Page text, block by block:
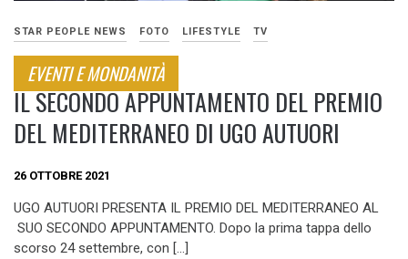
STAR PEOPLE NEWS FOTO LIFESTYLE TV
EVENTI E MONDANITÀ
IL SECONDO APPUNTAMENTO DEL PREMIO
DEL MEDITERRANEO DI UGO AUTUORI
26 OTTOBRE 2021
UGO AUTUORI PRESENTA IL PREMIO DEL MEDITERRANEO AL
SUO SECONDO APPUNTAMENTO. Dopo la prima tappa dello
scorso 24 settembre, con […]